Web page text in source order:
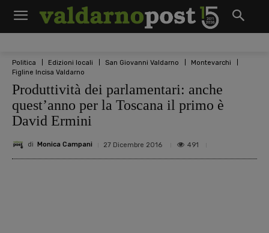
Politica Edizioni locali San Giovanni Valdarno
Montevarchi
Figline Incisa Valdarno
Produttività dei parlamentari: anche
quest’anno per la Toscana il primo è
David Ermini
di Monica Campani 27 Dicembre 2016 491